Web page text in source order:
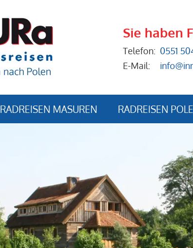
Sie haben
Telefon: 0551
E-Mail:
RADREISEN MASUREN RADREISEN